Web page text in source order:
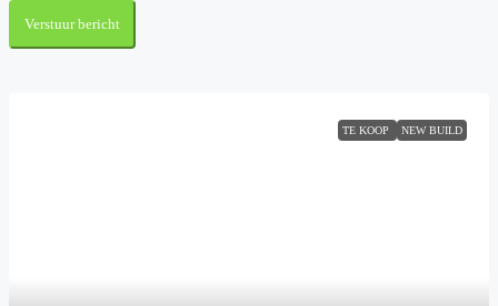
Verstuur bericht
TE KOOP NEW BUILD